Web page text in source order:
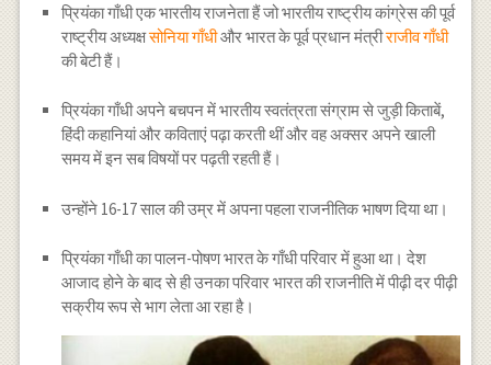
प्रियंका गाँधी एक भारतीय राजनेता हैं जो भारतीय राष्ट्रीय कांग्रेस की पूर्व
राष्ट्रीय अध्यक्षसोनिया गाँधीऔर भारत के पूर्व प्रधान मंत्रीराजीव गाँधी
की बेटी हैं।
प्रियंका गाँधी अपने बचपन में भारतीय स्वतंत्रता संग्राम से जुड़ी किताबें,
हिंदी कहानियां और कविताएं पढ़ा करती थीं और वह अक्सर अपने खाली
समय में इन सब विषयों पर पढ़ती रहती हैं।
उन्होंने 16-17 साल की उम्र में अपना पहला राजनीतिक भाषण दिया था।
प्रियंका गाँधी का पालन-पोषण भारत के गाँधी परिवार में हुआ था। देश
आजाद होने के बाद से ही उनका परिवार भारत की राजनीति में पीढ़ी दर पीढ़ी
सक्रीय रूप से भाग लेता आ रहा है।